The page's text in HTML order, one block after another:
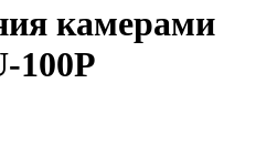
камерами
100P